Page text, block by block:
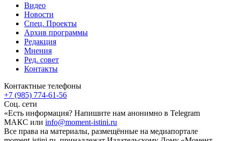
Видео
Новости
Спец. Проекты
Архив программы
Редакция
Мнения
Ред. совет
Контакты
Контактные телефоны
+7 (985) 774-61-56
Соц. сети
«Есть информация? Напишите нам анонимно в Telegram
МАКС или info@moment-istini.ru
Все права на материалы, размещённые на медиапортале